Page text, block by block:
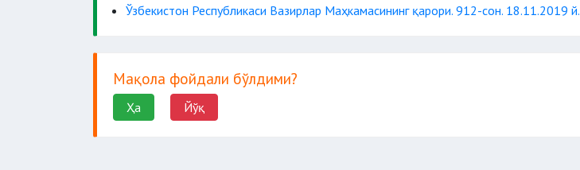
Ўзбекистон Республикаси Вазирлар Маҳкамасининг қарори. 912-сон. 18.11.2019 й.
Мақола фойдали бўлдими?
Ҳа Йўқ